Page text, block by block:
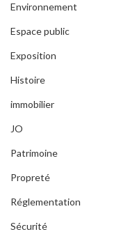
Environnement
Espace public
Exposition
Histoire
immobilier
JO
Patrimoine
Propreté
Réglementation
Sécurité